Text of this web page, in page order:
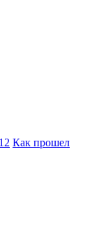
12 Как прошел